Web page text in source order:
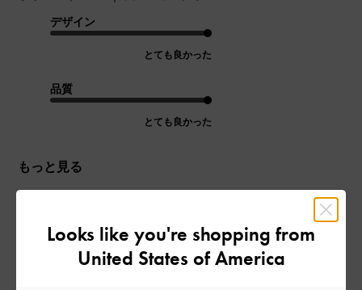
デザイン
とても良かった
品質
とても良かった
もっと見る
このレビューは役に立ちましたか？
0
Looks like you're shopping from
United States of America